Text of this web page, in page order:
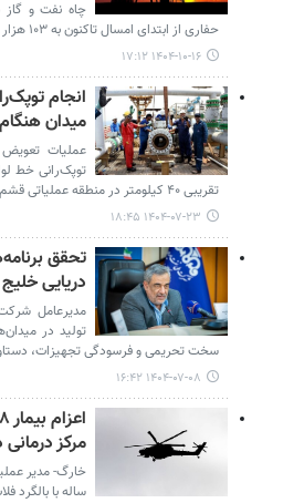
چاه نفت و
حفاری از ابتدای امسال تاکنون به ۱۰۳ هزار و ۴۵۶ متر رسیده است.
۱۴۰۴-۱۰-۱۶ ۱۷:۱۲
میدان هنگام
عملیات
تقریبی ۴۰ کیلومتر در منطقه عملیاتی قشم انجام شد.
۱۴۰۴-۰۷-۲۳ ۱۸:۴۵
تحقق
دریایی
مدیرعامل
تولید در
سخت تحریمی و فرسودگی تجهیزات،
۱۴۰۴-۰۷-۰۸ ۱۶:۴۲
مرکز
ساله با بالگرد